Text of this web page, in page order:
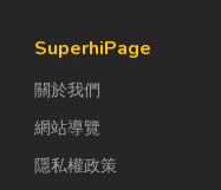
SuperhiPage
關於我們
網站導覽
隱私權政策